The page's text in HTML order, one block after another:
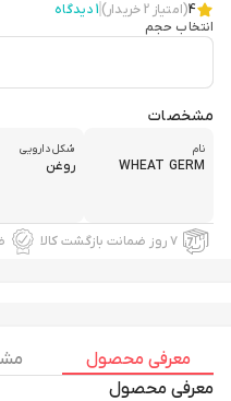
4(امتیاز 2خریدار) 1دیدگاه
انتخاب حجم
مشخصات
نام
WHEAT GERM
شکل دارویی
روغن
۷ روز ضمانت بازگشت کالا
معرفی محصول
معرفی محصول